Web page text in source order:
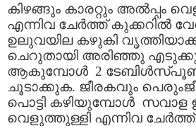
കിഴങ്ങും കാരറ്റും അല്‍പ്പം
എന്നിവ ചേര്‍ത്ത് കുക്കറില്‍
ഉലുവയില കഴുകി
ചെറുതായി അരിഞ്ഞു
ആകുമ്പോള്‍ 2 ടേബിള്‍സ്പൂണ്‍
ചൂടാക്കുക. ജീരകവും
പൊട്ടി കഴിയുമ്പോള്‍ സവാള
വെളുത്തുള്ളി എന്നിവ ചേര്‍ത്ത്